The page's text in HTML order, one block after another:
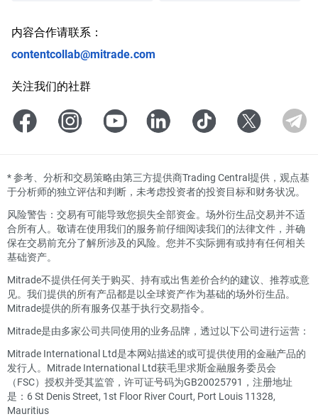
内容合作请联系：
contentcollab@mitrade.com
关注我们的社群
*参考、分析和交易策略由第三方提供商Trading Central提供，观点基
于分析师的独立评估和判断，未考虑投资者的投资目标和财务状况。
风险警告：交易有可能导致您损失全部资金。场外衍生品交易并不适
合所有人。敬请在使用我们的服务前仔细阅读我们的法律文件，并确
保在交易前充分了解所涉及的风险。您并不实际拥有或持有任何相关
基础资产。
Mitrade不提供任何关于购买、持有或出售差价合约的建议、推荐或意
见。我们提供的所有产品都是以全球资产作为基础的场外衍生品。
Mitrade提供的所有服务仅基于执行交易指令。
Mitrade是由多家公司共同使用的业务品牌，透过以下公司进行运营：
Mitrade International Ltd是本网站描述的或可提供使用的金融产品的
发行人。Mitrade International Ltd获毛里求斯金融服务委员会
（FSC）授权并受其监管，许可证号码为GB20025791，注册地址
是：6 St Denis Street, 1st Floor River Court, Port Louis 11328,
Mauritius